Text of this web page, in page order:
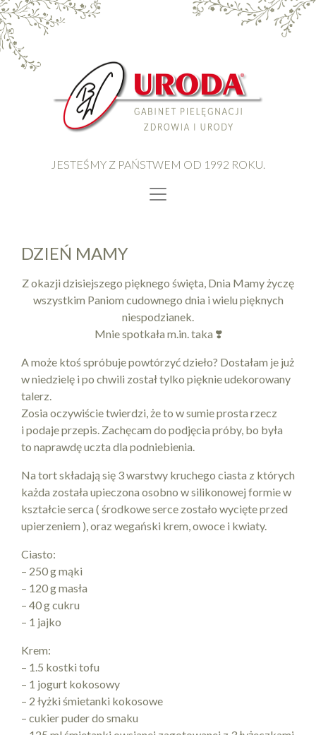
JESTEŚMY Z PAŃSTWEM OD 1992 ROKU.
DZIEŃ MAMY
Z okazji dzisiejszego pięknego święta, Dnia Mamy życzę
wszystkim Paniom cudownego dnia i wielu pięknych
niespodzianek.
Mnie spotkała m.in. taka ❣️
A może ktoś spróbuje powtórzyć dzieło? Dostałam je już
w niedzielę i po chwili został tylko pięknie udekorowany
talerz.
Zosia oczywiście twierdzi, że to w sumie prosta rzecz
i podaje przepis. Zachęcam do podjęcia próby, bo była
to naprawdę uczta dla podniebienia.
Na tort składają się 3 warstwy kruchego ciasta z których
każda została upieczona osobno w silikonowej formie w
kształcie serca ( środkowe serce zostało wycięte przed
upierzeniem ), oraz wegański krem, owoce i kwiaty.
Ciasto:
– 250 g mąki
– 120 g masła
– 40 g cukru
– 1 jajko
Krem:
– 1.5 kostki tofu
– 1 jogurt kokosowy
– 2 łyżki śmietanki kokosowe
– cukier puder do smaku